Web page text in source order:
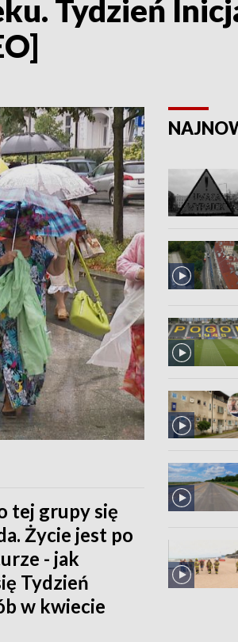
Tydzień
tej grupy się
Życie jest po
- jak
Tydzień
w kwiecie